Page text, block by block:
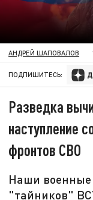
АНДРЕЙ ШАПОВАЛОВ
ПОДПИШИТЕСЬ:
Разведка
наступление
фронтов СВО
Наши военные
"тайников"